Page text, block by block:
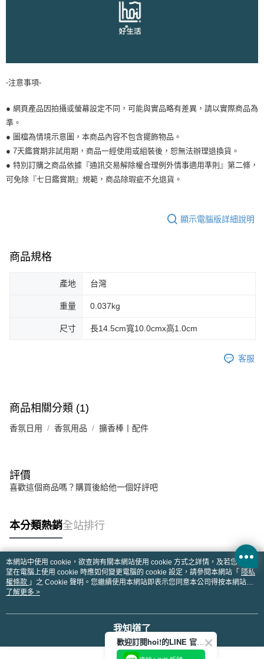
-注意事項-
● 網頁產品因拍攝或螢幕設定不同，可能與實品略有差異，請以實際商品為
準。
● 圖檔為情境示意圖，本商品內容不包含擺飾物品。
● 7天鑑賞期非試用期，商品一經使用或組裝後，恕無法辦理退換貨。
● 特別訂購之商品依據『通訊交易解除權合理例外情事適用準則』第二條，
可免除『七日鑑賞期』規範，商品除瑕疵不允退貨。
顯示電腦版詳細說明
商品規格
產地 台灣
重量 0.037kg
尺寸 長14.5cm寬10.0cmx高1.0cm
客服
商品相關分類 (1)
香氛日用 香氛用品 擴香棒丨配件
評價
喜歡這個商品嗎？購買後給他一個好評吧
本分類熱銷全站排行
熱門標籤
本網站中使用 cookie，欲查詢有關本網站使用 cookie 方式之詳情，及若您不希
望在電腦上使用 cookie 時應如何變更電腦的 cookie 設定，請參閱本網站「 隱私
權條款 」之 Cookie 聲明。您繼續使用本網站即表示您同意本公司得按本網站使
用條款之 Cookie 聲明使用 cookie。
了解更多 >
我知道了
歡迎訂閱hoi!的LINE 官方帳號